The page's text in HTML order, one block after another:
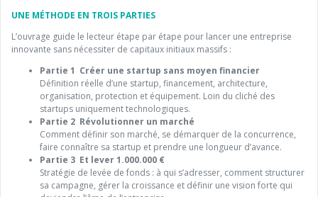
UNE MÉTHODE EN TROIS PARTIES
L’ouvrage guide le lecteur étape par étape pour lancer une entreprise
innovante sans nécessiter de capitaux initiaux massifs :
Partie 1 Créer une startup sans moyen financier
Définition réelle d’une startup, financement, architecture,
organisation, protection et équipement. Loin du cliché des
startups uniquement technologiques.
Partie 2 Révolutionner un marché
Comment définir son marché, se démarquer de la concurrence,
faire connaître sa startup et prendre une longueur d’avance.
Partie 3 Et lever 1.000.000 €
Stratégie de levée de fonds : à qui s’adresser, comment structurer
sa campagne, gérer la croissance et définir une vision forte qui